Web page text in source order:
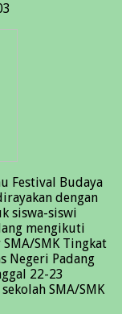
Festival Budaya
dengan
siswa-siswi
mengikuti
SMK Tingkat
Negeri Padang
22-23
SMA/SMK